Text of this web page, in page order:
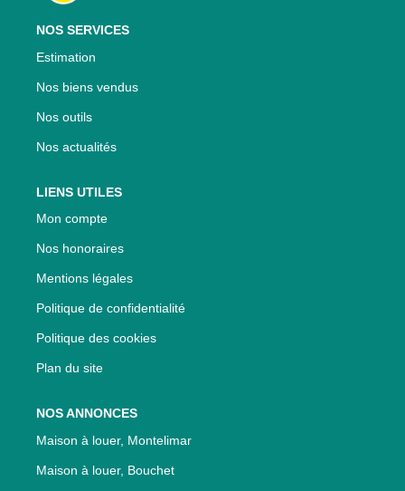
NOS SERVICES
Estimation
Nos biens vendus
Nos outils
Nos actualités
LIENS UTILES
Mon compte
Nos honoraires
Mentions légales
Politique de confidentialité
Politique des cookies
Plan du site
NOS ANNONCES
Maison à louer, Montelimar
Maison à louer, Bouchet